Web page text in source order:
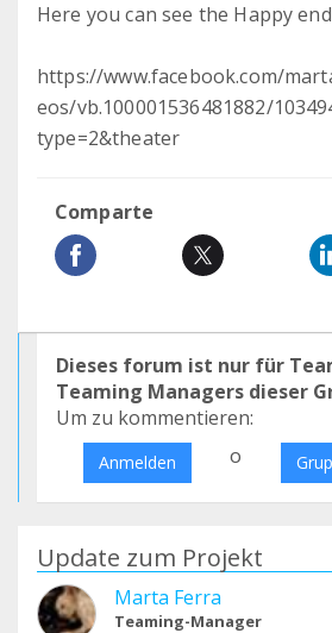
Here you can see the Happy
https://www.facebook.com/
eos/vb.100001536481882/
type=2&theater
Comparte
Dieses forum ist nur für
Teaming Managers dieser
Um zu kommentieren:
Anmelden o
Update zum Projekt
Marta Ferra
Teaming-Manager